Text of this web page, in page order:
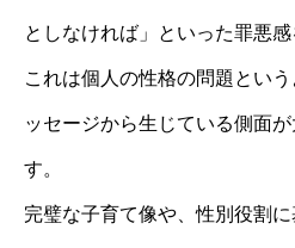
としなければ」といった罪悪感
これは個人の性格の問題とい
ッセージから生じている側面
す。
完璧な子育て像や、性別役割